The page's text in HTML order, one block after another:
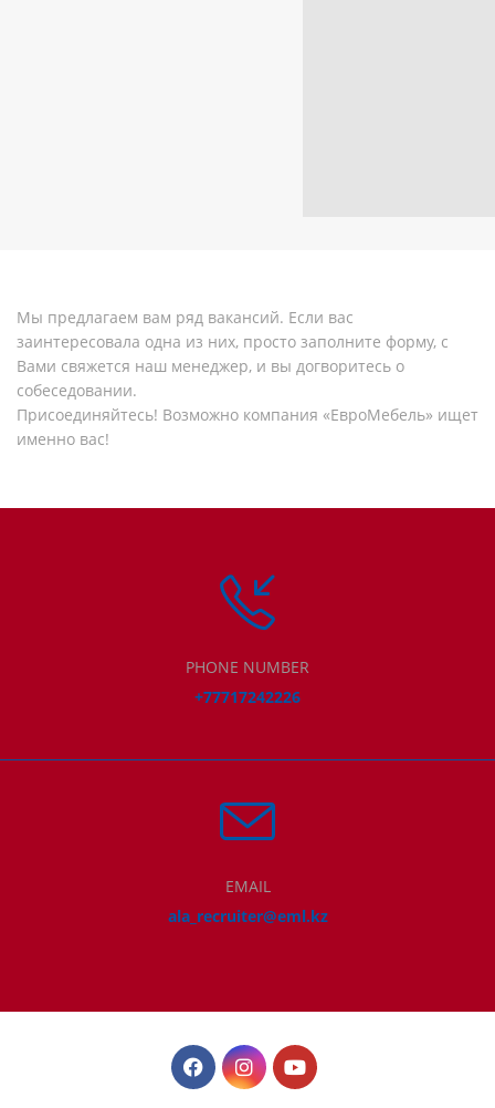
Мы предлагаем вам ряд вакансий. Если вас
заинтересовала одна из них, просто заполните форму, с
Вами свяжется наш менеджер, и вы догворитесь о
собеседовании.
Присоединяйтесь! Возможно компания «ЕвроМебель» ищет
именно вас!
PHONE NUMBER
+77717242226
EMAIL
ala_recruiter@eml.kz